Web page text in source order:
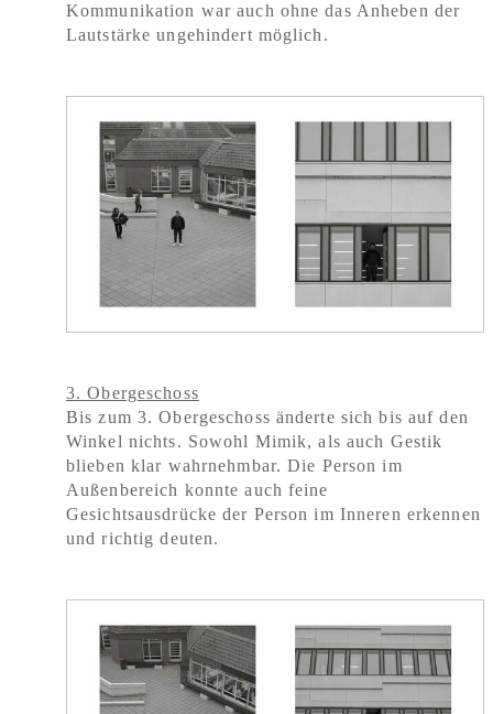
Kommunikation war auch ohne das Anheben der
Lautstärke ungehindert möglich.
3. Obergeschoss
Bis zum 3. Obergeschoss änderte sich bis auf den
Winkel nichts. Sowohl Mimik, als auch Gestik
blieben klar wahrnehmbar. Die Person im
Außenbereich konnte auch feine
Gesichtsausdrücke der Person im Inneren erkennen
und richtig deuten.